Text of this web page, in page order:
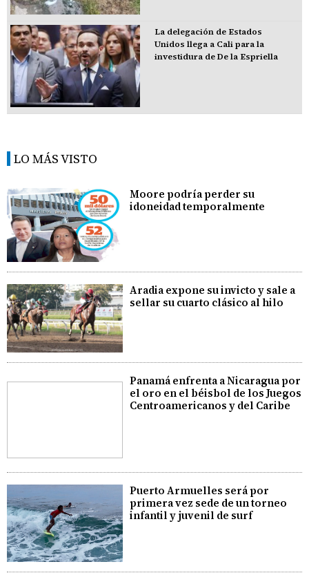
La delegación de Estados
Unidos llega a Cali para la
investidura de De la Espriella
LO MÁS VISTO
Moore podría perder su
idoneidad temporalmente
Aradia expone su invicto y sale a
sellar su cuarto clásico al hilo
Panamá enfrenta a Nicaragua por
el oro en el béisbol de los Juegos
Centroamericanos y del Caribe
Puerto Armuelles será por
primera vez sede de un torneo
infantil y juvenil de surf